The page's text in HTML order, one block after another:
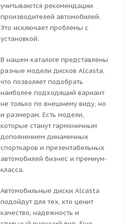
учитываются рекомендации
производителей автомобилей.
Это исключает проблемы с
установкой.
В нашем каталоге представлены
разные модели дисков Alcasta,
что позволяет подобрать
наиболее подходящий вариант
не только по внешнему виду, но
и размерам. Есть модели,
которые станут гармоничным
дополнением динамичных
спорткаров и презентабельных
автомобилей бизнес и премиум-
класса.
Автомобильные диски Alcasta
подойдут для тех, кто ценит
качество, надежность и